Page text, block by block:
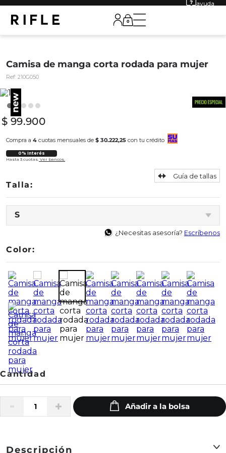
ayuda
0
Camisa de manga corta rodada para mujer
Ref: 210G050
$ 99.900
Compra a 4 cuotas mensuales de $ 30.222,25 con tu crédito
0% Interés
Hasta 3 cuotas. Ver bancos.
S
Guía de tallas
¿Necesitas asesoría? Escríbenos
Color:
Descripción